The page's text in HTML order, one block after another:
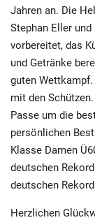
Jahren an. Die
Stephan Eller
vorbereitet, das
und Getränke
guten
mit den
Passe um die
persönlichen
Klasse Damen
deutschen
deutschen
Herzlichen